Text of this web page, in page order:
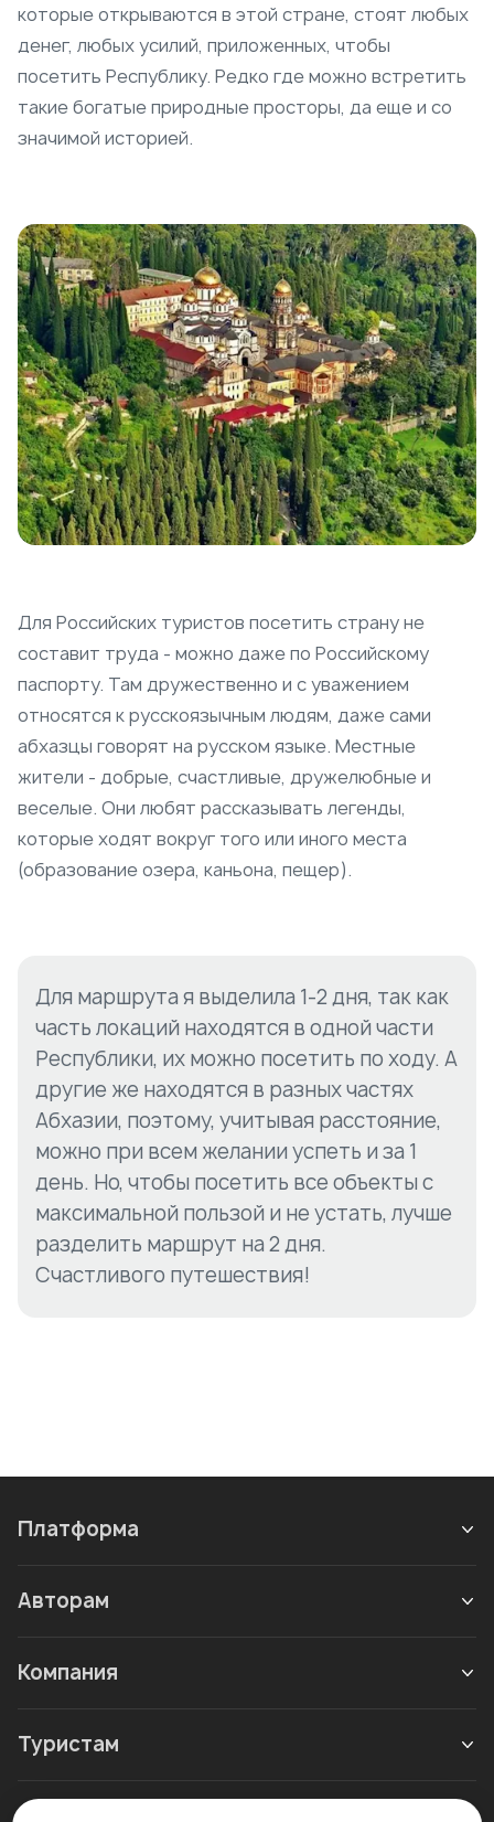
которые открываются в этой стране, стоят любых
денег, любых усилий, приложенных, чтобы
посетить Республику. Редко где можно встретить
такие богатые природные просторы, да еще и со
значимой историей.
Для Российских туристов посетить страну не
составит труда - можно даже по Российскому
паспорту. Там дружественно и с уважением
относятся к русскоязычным людям, даже сами
абхазцы говорят на русском языке. Местные
жители - добрые, счастливые, дружелюбные и
веселые. Они любят рассказывать легенды,
которые ходят вокруг того или иного места
(образование озера, каньона, пещер).
Для маршрута я выделила 1-2 дня, так как
часть локаций находятся в одной части
Республики, их можно посетить по ходу. А
другие же находятся в разных частях
Абхазии, поэтому, учитывая расстояние,
можно при всем желании успеть и за 1
день. Но, чтобы посетить все объекты с
максимальной пользой и не устать, лучше
разделить маршрут на 2 дня.
Счастливого путешествия!
Платформа
Авторам
Компания
Туристам
Новое в блоге